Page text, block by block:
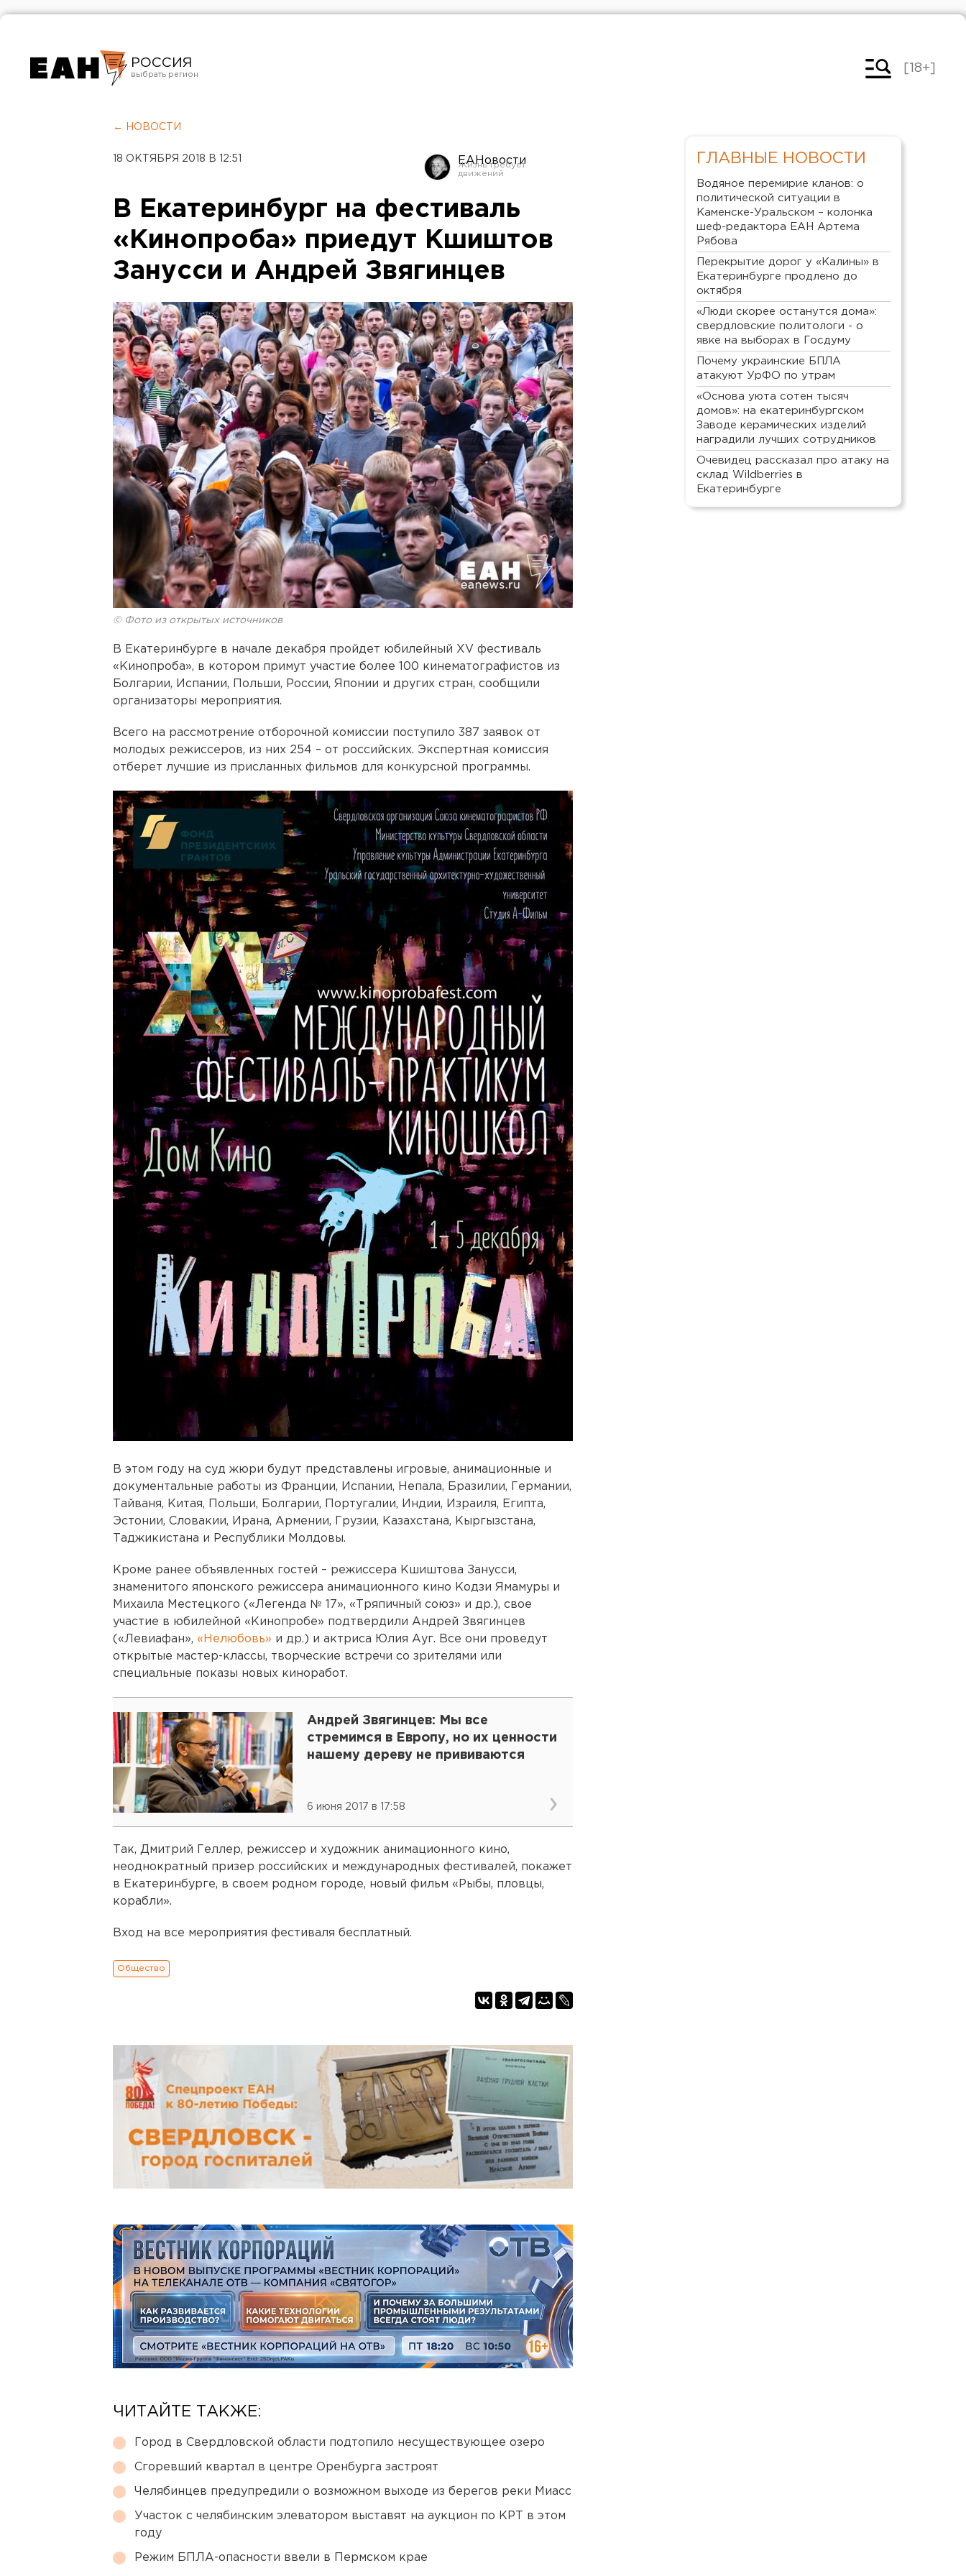
РОССИЯ
Челябинск
[18+]
← НОВОСТИ
18 ОКТЯБРЯ 2018 В 12:51 ЕАНовости
В Екатеринбург на фестиваль
«Кинопроба» приедут Кшиштов
Занусси и Андрей Звягинцев
© Фото из открытых источников
В Екатеринбурге в начале декабря пройдет юбилейный XV фестиваль
«Кинопроба», в котором примут участие более 100 кинематографистов из
Болгарии, Испании, Польши, России, Японии и других стран, сообщили
организаторы мероприятия.
Всего на рассмотрение отборочной комиссии поступило 387 заявок от
молодых режиссеров, из них 254 – от российских. Экспертная комиссия
отберет лучшие из присланных фильмов для конкурсной программы.
В этом году на суд жюри будут представлены игровые, анимационные и
документальные работы из Франции, Испании, Непала, Бразилии, Германии,
Тайваня, Китая, Польши, Болгарии, Португалии, Индии, Израиля, Египта,
Эстонии, Словакии, Ирана, Армении, Грузии, Казахстана, Кыргызстана,
Таджикистана и Республики Молдовы.
Кроме ранее объявленных гостей – режиссера Кшиштова Занусси,
знаменитого японского режиссера анимационного кино Кодзи Ямамуры и
Михаила Местецкого («Легенда № 17», «Тряпичный союз» и др.), свое
участие в юбилейной «Кинопробе» подтвердили Андрей Звягинцев
(«Левиафан», «Нелюбовь» и др.) и актриса Юлия Ауг. Все они проведут
открытые мастер-классы, творческие встречи со зрителями или
специальные показы новых киноработ.
Андрей Звягинцев: Мы все
стремимся в Европу, но их ценности
нашему дереву не прививаются
6 июня 2017 в 17:58
Так, Дмитрий Геллер, режиссер и художник анимационного кино,
неоднократный призер российских и международных фестивалей, покажет
в Екатеринбурге, в своем родном городе, новый фильм «Рыбы, пловцы,
корабли».
Вход на все мероприятия фестиваля бесплатный.
Общество
ЧИТАЙТЕ ТАКЖЕ:
Город в Свердловской области подтопило несуществующее озеро
Сгоревший квартал в центре Оренбурга застроят
Челябинцев предупредили о возможном выходе из берегов реки Миасс
Участок с челябинским элеватором выставят на аукцион по КРТ в этом
году
Режим БПЛА-опасности ввели в Пермском крае
ГЛАВНЫЕ НОВОСТИ
Водяное перемирие кланов: о
политической ситуации в
Каменске-Уральском – колонка
шеф-редактора ЕАН Артема
Рябова
Перекрытие дорог у «Калины» в
Екатеринбурге продлено до
октября
«Люди скорее останутся дома»:
свердловские политологи - о
явке на выборах в Госдуму
Почему украинские БПЛА
атакуют УрФО по утрам
«Основа уюта сотен тысяч
домов»: на екатеринбургском
Заводе керамических изделий
наградили лучших сотрудников
Очевидец рассказал про атаку на
склад Wildberries в
Екатеринбурге